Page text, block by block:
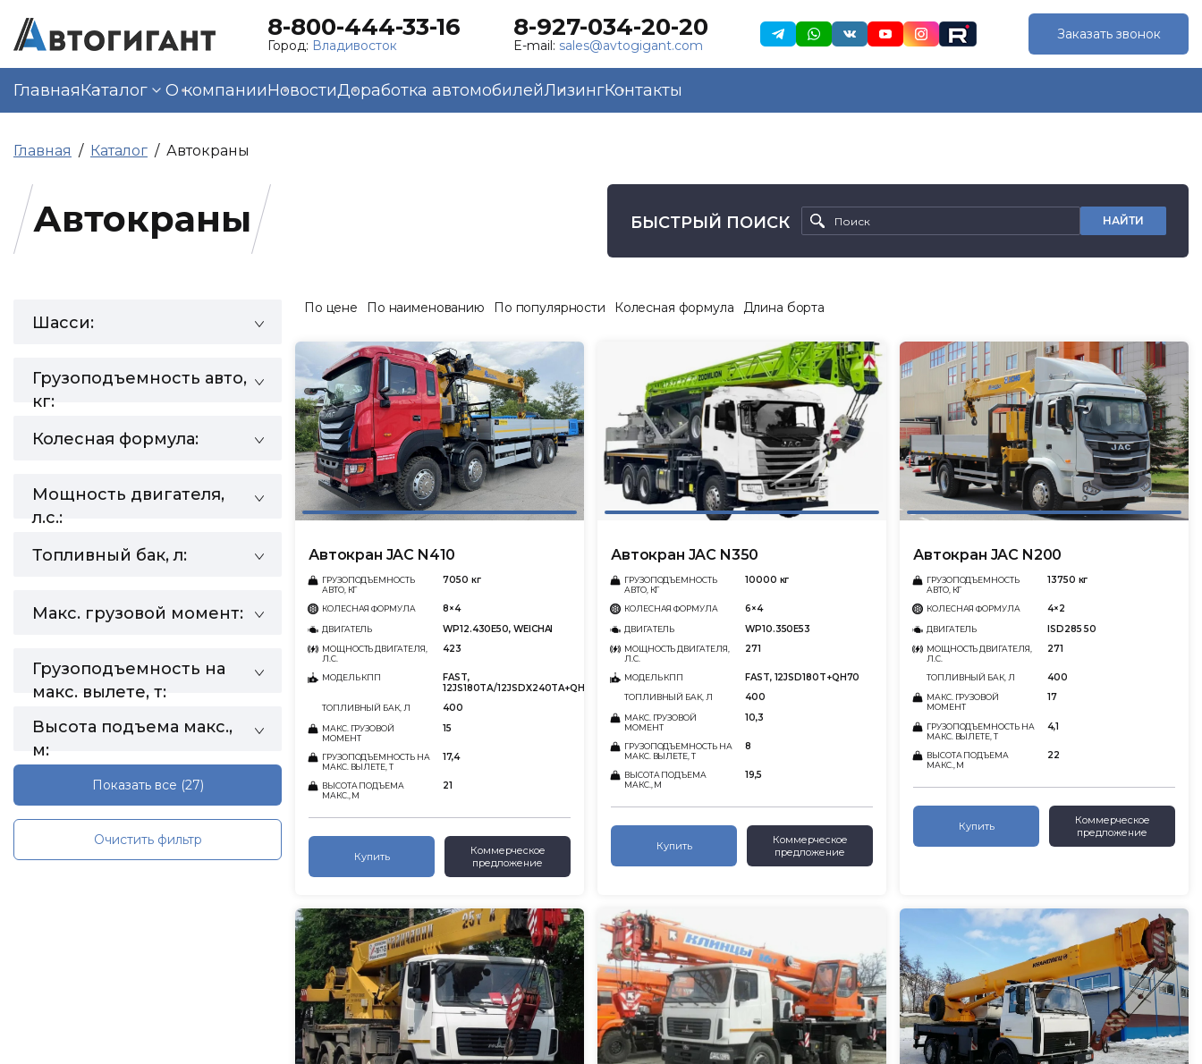
8-800-444-33-16
Город: Владивосток
8-927-034-20-20
E-mail: sales@avtogigant.com
Заказать звонок
ГлавнаяКаталог О компанииНовостиДоработка автомобилейЛизингКонтакты
Главная Каталог Автокраны
Автокраны БЫСТРЫЙ ПОИСК НАЙТИ
Шасси:
Грузоподъемность авто,
кг:
Колесная формула:
Мощность двигателя,
л.с.:
Топливный бак, л:
Макс. грузовой момент:
Грузоподъемность на
макс. вылете, т:
Высота подъема макс.,
м:
Показать все (27)
Очистить фильтр
По цене По наименованию По популярности Колесная формула Длина борта
Автокран JAC N410
ГРУЗОПОДЪЕМНОСТЬ
АВТО, КГ
7050 кг
КОЛЕСНАЯ ФОРМУЛА 8×4
ДВИГАТЕЛЬ WP12.430E50, WEICHAI
МОЩНОСТЬ ДВИГАТЕЛЯ,
Л.С.
423
МОДЕЛЬ КПП
FAST,
12JS180TА/12JSDX240TA+QH70
ТОПЛИВНЫЙ БАК, Л 400
МАКС. ГРУЗОВОЙ
МОМЕНТ
15
ГРУЗОПОДЪЕМНОСТЬ НА
МАКС. ВЫЛЕТЕ, Т
17,4
ВЫСОТА ПОДЪЕМА
МАКС., М
21
Купить
Коммерческое
предложение
Автокран JAC N350
ГРУЗОПОДЪЕМНОСТЬ
АВТО, КГ
10000 кг
КОЛЕСНАЯ ФОРМУЛА 6×4
ДВИГАТЕЛЬ WP10.350E53
МОЩНОСТЬ ДВИГАТЕЛЯ,
Л.С.
271
МОДЕЛЬ КПП FAST, 12JSD180T+QH70
ТОПЛИВНЫЙ БАК, Л 400
МАКС. ГРУЗОВОЙ
МОМЕНТ
10,3
ГРУЗОПОДЪЕМНОСТЬ НА
МАКС. ВЫЛЕТЕ, Т
8
ВЫСОТА ПОДЪЕМА
МАКС., М
19,5
Купить
Коммерческое
предложение
Автокран JAC N200
ГРУЗОПОДЪЕМНОСТЬ
АВТО, КГ
13750 кг
КОЛЕСНАЯ ФОРМУЛА 4×2
ДВИГАТЕЛЬ ISD285 50
МОЩНОСТЬ ДВИГАТЕЛЯ,
Л.С.
271
ТОПЛИВНЫЙ БАК, Л 400
МАКС. ГРУЗОВОЙ
МОМЕНТ
17
ГРУЗОПОДЪЕМНОСТЬ НА
МАКС. ВЫЛЕТЕ, Т
4,1
ВЫСОТА ПОДЪЕМА
МАКС., М
22
Купить
Коммерческое
предложение